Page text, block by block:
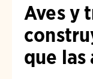
Aves y
que las